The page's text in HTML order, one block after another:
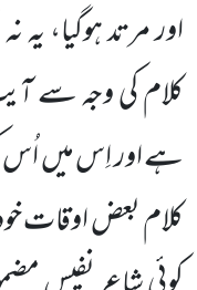
اور مرتد ہوگیا، یہ
کلام کی وجہ سے
ہے اور اِس میں اُس
کلام بعض اوقات خود